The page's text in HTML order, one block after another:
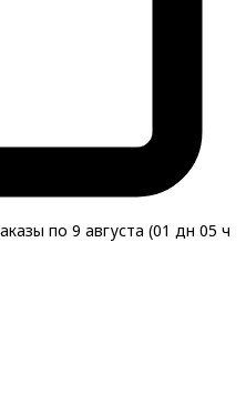
по 9 августа (01 дн 05 ч